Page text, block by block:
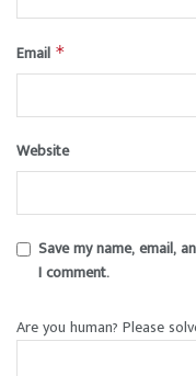
Email *
Website
Save my name, email,
I comment.
Are you human? Please